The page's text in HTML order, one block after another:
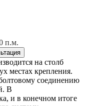
п.м.
на столб
местах крепления.
соединению
В
и в конечном итоге